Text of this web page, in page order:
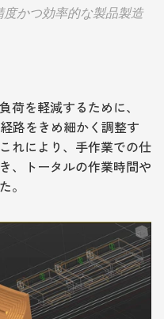
かつ効率的な製品製造
荷を軽減するために、
路をきめ細かく調整す
れにより、手作業での仕
、トータルの作業時間や
。